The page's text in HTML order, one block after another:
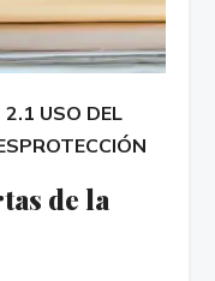
2.1 USO DEL
de la